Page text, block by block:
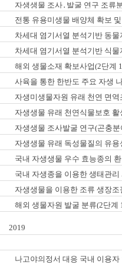
자생생물 조사․발굴 연구 조류
전통 유용미생물 배양체 확보
차세대 염기서열 분석기반 동
차세대 염기서열 분석기반 식
해외 생물소재 확보사업(2단계
사육을 통한 한반도 주요 자생
자생미생물자원 유래 천연 면
자생생물 유래 천연식물보호
자생생물 조사발굴 연구(곤충
자생생물 유래 독성물질의 유
국내 자생생물 우수 효능종의
국내 자생종을 이용한 생태관
자생생물을 이용한 조류 생장
해외 생물자원 발굴 분류(2단계
2019
나고야의정서 대응 국내 이용